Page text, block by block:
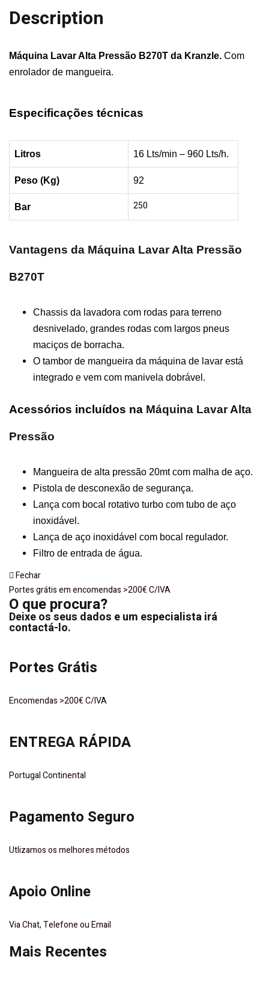
Description
Máquina Lavar Alta Pressão B270T da Kranzle. Com
enrolador de mangueira.
Especificações técnicas
Litros 16 Lts/min – 960 Lts/h.
Peso (Kg) 92
Bar 250
Vantagens da Máquina Lavar Alta Pressão
B270T
Chassis da lavadora com rodas para terreno
desnivelado, grandes rodas com largos pneus
maciços de borracha.
O tambor de mangueira da máquina de lavar está
integrado e vem com manivela dobrável.
Acessórios incluídos na Máquina Lavar Alta
Pressão
Mangueira de alta pressão 20mt com malha de aço.
Pistola de desconexão de segurança.
Lança com bocal rotativo turbo com tubo de aço
inoxidável.
Lança de aço inoxidável com bocal regulador.
Filtro de entrada de água.
Fechar
Portes grátis em encomendas >200€ C/IVA
O que procura?
Deixe os seus dados e um especialista irá
contactá-lo.
Portes Grátis
Encomendas >200€ C/IVA
ENTREGA RÁPIDA
Portugal Continental
Pagamento Seguro
Utlizamos os melhores métodos
Apoio Online
Via Chat, Telefone ou Email
Mais Recentes